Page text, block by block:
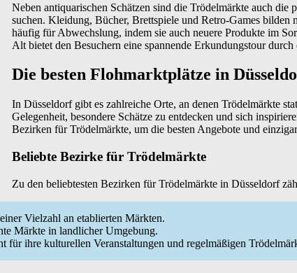
Neben antiquarischen Schätzen sind die Trödelmärkte auch
suchen. Kleidung, Bücher, Brettspiele und Retro-Games bilden
häufig für Abwechslung, indem sie auch neuere Produkte im
Alt bietet den Besuchern eine spannende Erkundungstour
Die besten Flohmarktplätze in
In Düsseldorf gibt es zahlreiche Orte, an denen Trödelmärkte
Gelegenheit, besondere Schätze zu entdecken und sich
Bezirken für Trödelmärkte, um die besten Angebote und
Beliebte Bezirke für Trödelmärkte
Zu den beliebtesten Bezirken für Trödelmärkte in Düsseldorf
Vielzahl an etablierten Märkten.
Märkte in landlicher Umgebung.
für ihre kulturellen Veranstaltungen und regelmäßigen